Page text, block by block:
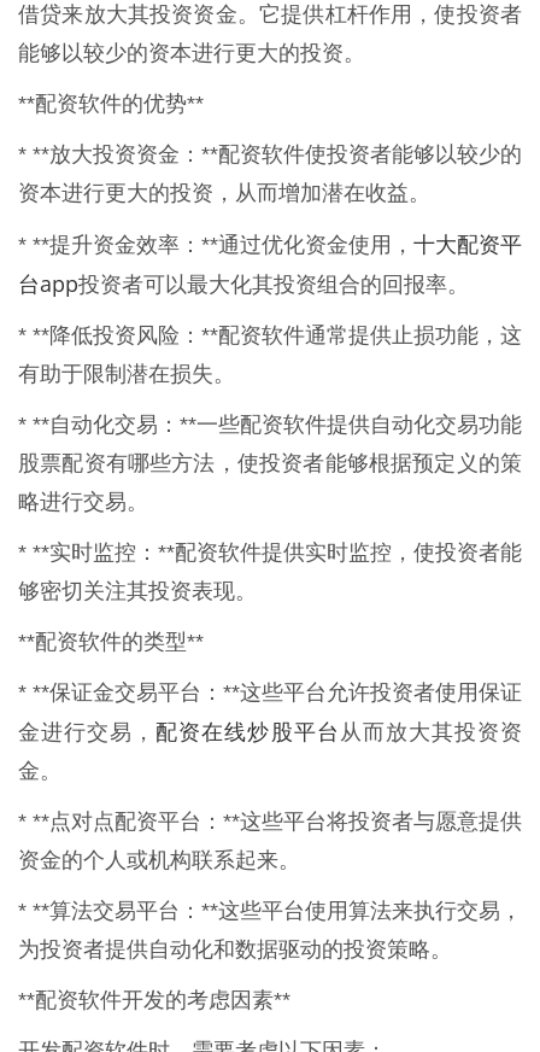
借贷来放大其投资资金。它提供杠杆作用，使投资者
能够以较少的资本进行更大的投资。
**配资软件的优势**
* **放大投资资金：**配资软件使投资者能够以较少的
资本进行更大的投资，从而增加潜在收益。
* **提升资金效率：**通过优化资金使用， 十大配资平
台app投资者可以最大化其投资组合的回报率。
* **降低投资风险：**配资软件通常提供止损功能，这
有助于限制潜在损失。
* **自动化交易：**一些配资软件提供自动化交易功能
股票配资有哪些方法，使投资者能够根据预定义的策
略进行交易。
* **实时监控：**配资软件提供实时监控，使投资者能
够密切关注其投资表现。
**配资软件的类型**
* **保证金交易平台：**这些平台允许投资者使用保证
金进行交易，配资在线炒股平台 从而放大其投资资
金。
* **点对点配资平台：**这些平台将投资者与愿意提供
资金的个人或机构联系起来。
* **算法交易平台：**这些平台使用算法来执行交易，
为投资者提供自动化和数据驱动的投资策略。
**配资软件开发的考虑因素**